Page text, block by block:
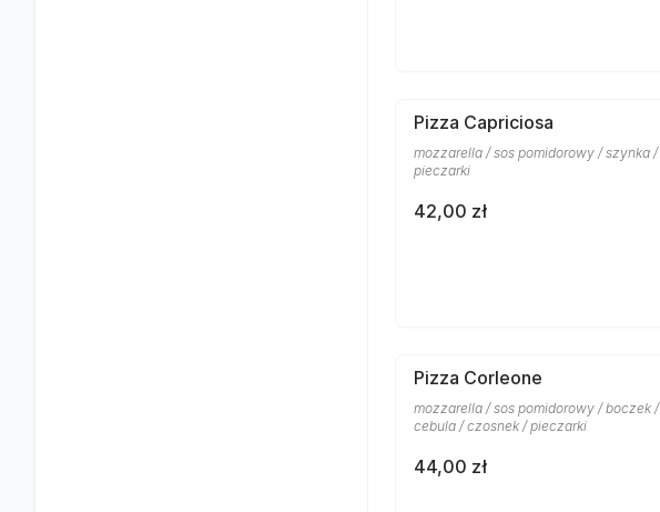
Pizza Capriciosa
mozzarella / sos pomidorowy / szynka /
pieczarki
42,00 zł
Pizza Corleone
mozzarella / sos pomidorowy / boczek /
cebula / czosnek / pieczarki
44,00 zł